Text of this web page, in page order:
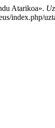
Atarikoa».
index.php/